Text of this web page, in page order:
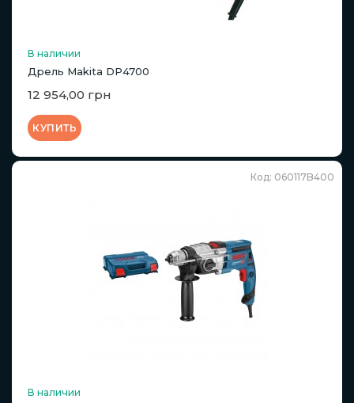
В наличии
Дрель Makita DP4700
12 954,00 грн
КУПИТЬ
Код: 060117B400
В наличии